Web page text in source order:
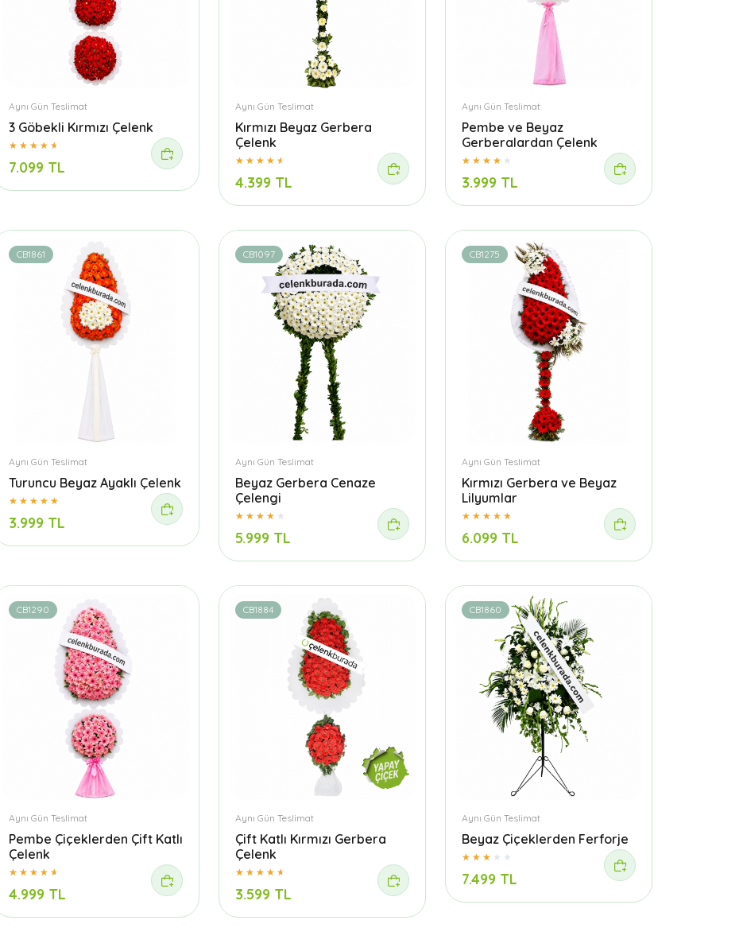
Aynı Gün Teslimat
3 Göbekli Kırmızı Çelenk
7.099 TL
Aynı Gün Teslimat
Kırmızı Beyaz Gerbera
Çelenk
4.399 TL
Aynı Gün Teslimat
Pembe ve Beyaz
Gerberalardan Çelenk
3.999 TL
CB1861
Aynı Gün Teslimat
Turuncu Beyaz Ayaklı Çelenk
3.999 TL
CB1097
Aynı Gün Teslimat
Beyaz Gerbera Cenaze
Çelengi
5.999 TL
CB1275
Aynı Gün Teslimat
Kırmızı Gerbera ve Beyaz
Lilyumlar
6.099 TL
CB1290
Aynı Gün Teslimat
Pembe Çiçeklerden Çift Katlı
Çelenk
4.999 TL
CB1884
Aynı Gün Teslimat
Çift Katlı Kırmızı Gerbera
Çelenk
3.599 TL
CB1860
Aynı Gün Teslimat
Beyaz Çiçeklerden Ferforje
7.499 TL